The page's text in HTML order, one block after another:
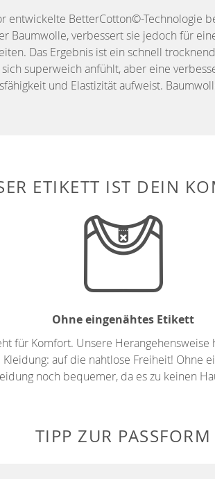
entwickelte BetterCotton©-Technologie
Baumwolle, verbessert sie jedoch für
Das Ergebnis ist ein schnell
superweich anfühlt, aber eine
und Elastizität aufweist.
ETIKETT IST DEIN
Ohne eingenähtes Etikett
für Komfort. Unsere
auf die nahtlose Freiheit! Ohne
noch bequemer, da es zu keinen
TIPP ZUR PASSFORM